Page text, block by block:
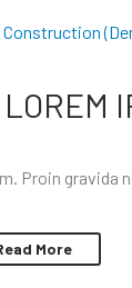
Construction
LOREM
Proin gravida
More